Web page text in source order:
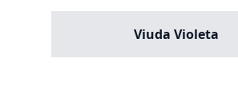
Viuda Violeta